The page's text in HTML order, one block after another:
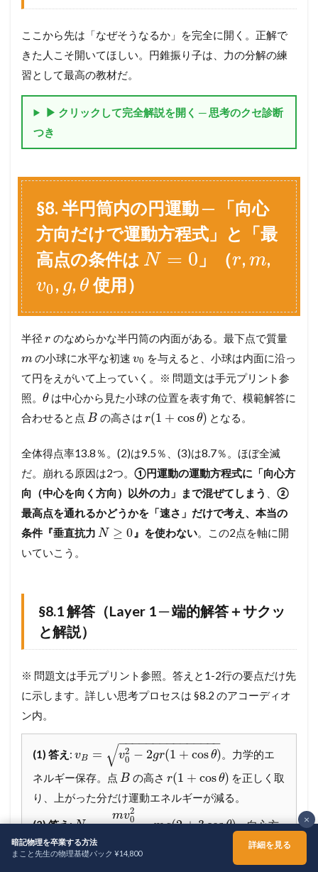
問
（
m
,
,
h
使
）
7.1
§
6
.
1
解
答
（
y
r
1
端
的
＋
サ
ッ
と
説
6
.
2
💡
っ
と
深
解
し
い
へ
─
動
く
ここから先は「なぜそうなるか」を完全に開く。正解で
きた人こそ開いてほしい。円錐振り子は、力の分解の練
習として最高の教材だ。
▶ クリックして完全解説を開く ─ 思考のクセ診断
つき
§8. 半円筒内の円運動 ─ 「向心
方向だけで運動方程式」と「最
高点の条件は N = 0 」（r, m,
v0, g, θ使用）
半径 r のなめらかな半円筒の内面がある。最下点で質量
mの小球に水平な初速v0 を与えると、小球は内面に沿っ
て円をえがいて上っていく。※ 問題文は手元プリント参
照。 θは中心から見た小球の位置を表す角で、模範解答に
合わせると点 B の高さは r(1 + cos θ) となる。
全体得点率13.8％。(2)は9.5％、(3)は8.7％。ほぼ全滅
だ。崩れる原因は2つ。 ①円運動の運動方程式に「向心方
向（中心を向く方向）以外の力」まで混ぜてしまう
②
最高点を通れるかどうかを「速さ」だけで考え、本当の
条件『垂直抗力 N ≥ 0 』を使わない。この2点を軸に開
いていこう。
§8.1 解答（Layer 1 ─ 端的解答＋サクッ
と解説）
※ 問題文は手元プリント参照。答えと1-2行の要点だけ先
に示します。詳しい思考プロセスは §8.2 のアコーディオ
ン内。
(1) 答え :vB = v2
0 − 2gr(1 + cosθ)
− −
−−−−−−−−−−−−−
√
。力学的エ
ネルギー保存。点 B の高さ r(1 + cosθ) を正しく取
り、上がった分だけ運動エネルギーが減る。
(2) 答え:N =
mv2
0
− mg(2+3cosθ)。向心方
向（中心向き）の運動方程式
×
暗記物理を卒業する方法
まこと先生の物理基礎パック ¥14,800
詳細を見る